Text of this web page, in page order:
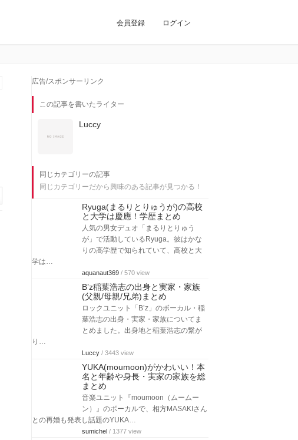
会員登録 ログイン
広告/スポンサーリンク
この記事を書いたライター
Luccy
同じカテゴリーの記事
同じカテゴリーだから興味のある記事が見つかる！
Ryuga(まるりとりゅうが)の高校
と大学は慶應！学歴まとめ
人気の男女デュオ「まるりとりゅう
が」で活動しているRyuga。彼はかな
りの高学歴で知られていて、高校と大
学は…
aquanaut369 / 570 view
B’z稲葉浩志の出身と実家・家族
(父親/母親/兄弟)まとめ
ロックユニット「B’z」のボーカル・稲
葉浩志の出身・実家・家族についてま
とめました。出身地と稲葉浩志の繋が
り…
Luccy / 3443 view
YUKA(moumoon)がかわいい！本
名と年齢や身長・実家の家族を総
まとめ
音楽ユニット『moumoon（ムームー
ン）』のボーカルで、相方MASAKIさん
との再婚も発表し話題のYUKA…
sumichel / 1377 view